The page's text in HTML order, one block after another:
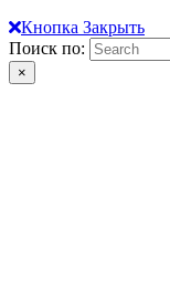
Кнопка Закрыть
Поиск по:
×